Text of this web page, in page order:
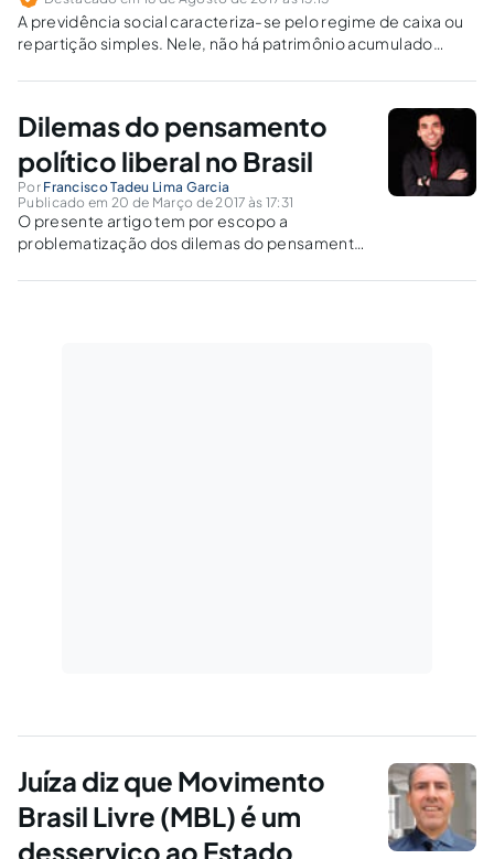
A previdência social caracteriza-se pelo regime de caixa ou
repartição simples. Nele, não há patrimônio acumulado
imediatamente utilizado no pagamento das aposentadorias
previdência, seus reflexos para o trabalhador, e por que a
reforma proposta pelo governo possui nítido viés
inconstitucional.
Dilemas do pensamento
político liberal no Brasil
Por Francisco Tadeu Lima Garcia
Publicado em 20 de Março de 2017 às 17:31
O presente artigo tem por escopo a
problematização dos dilemas do pensamento
Juíza diz que Movimento
Brasil Livre (MBL) é um
desserviço ao Estado